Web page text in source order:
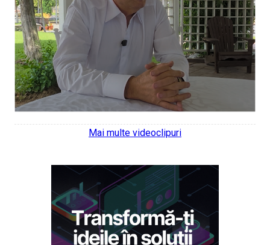
Mai multe videoclipuri